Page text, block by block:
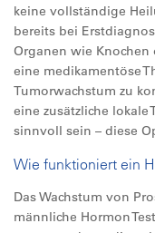
keine vollständige
bereits bei
Organen wie
eine medikamentöse
Tumorwachstum zu
eine zusätzliche
sinnvoll sein – diese
Wie funktioniert ein
Das Wachstum von
männliche Hormon